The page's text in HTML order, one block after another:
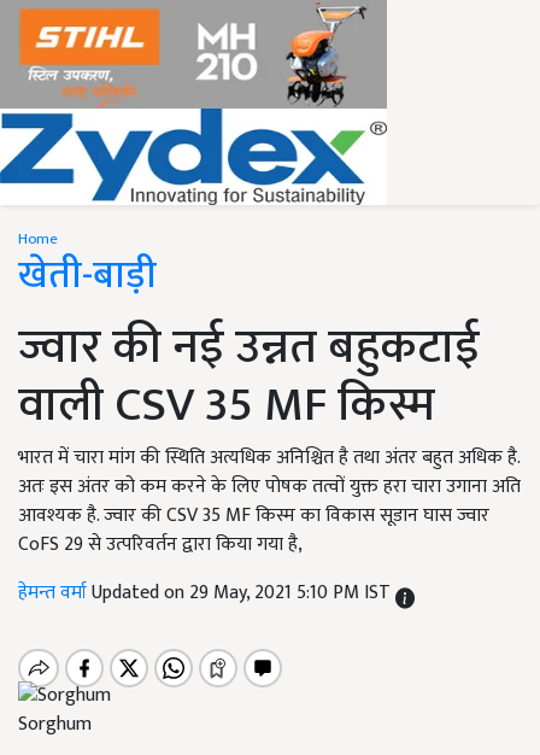
Home
खेती-बाड़ी
ज्वार की नई उन्नत बहुकटाई
वाली CSV 35 MF किस्म
भारत में चारा मांग की स्थिति अत्यधिक अनिश्चित है तथा अंतर बहुत अधिक है.
अतः इस अंतर को कम करने के लिए पोषक तत्वों युक्त हरा चारा उगाना अति
आवश्यक है. ज्वार की CSV 35 MF किस्म का विकास सूडान घास ज्वार
CoFS 29 से उत्परिवर्तन द्वारा किया गया है,
हेमन्त वर्माUpdated on 29 May, 2021 5:10 PM IST
Sorghum